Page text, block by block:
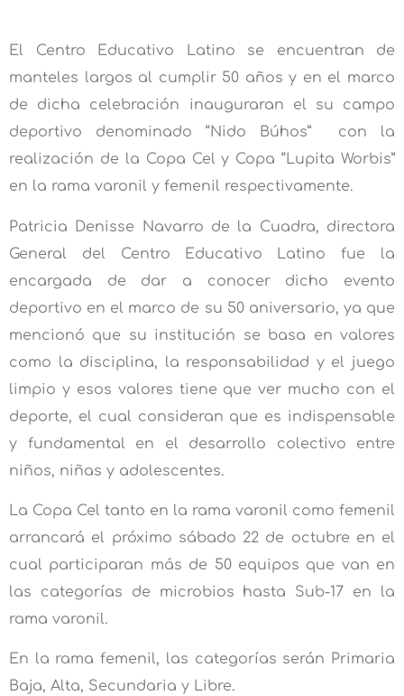
El Centro Educativo Latino se encuentran de
manteles largos al cumplir 50 años y en el marco
de dicha celebración inauguraran el su campo
deportivo denominado “Nido Búhos” con la
realización de la Copa Cel y Copa “Lupita Worbis”
en la rama varonil y femenil respectivamente.
Patricia Denisse Navarro de la Cuadra, directora
General del Centro Educativo Latino fue la
encargada de dar a conocer dicho evento
deportivo en el marco de su 50 aniversario, ya que
mencionó que su institución se basa en valores
como la disciplina, la responsabilidad y el juego
limpio y esos valores tiene que ver mucho con el
deporte, el cual consideran que es indispensable
y fundamental en el desarrollo colectivo entre
niños, niñas y adolescentes.
La Copa Cel tanto en la rama varonil como femenil
arrancará el próximo sábado 22 de octubre en el
cual participaran más de 50 equipos que van en
las categorías de microbios hasta Sub-17 en la
rama varonil.
En la rama femenil, las categorías serán Primaria
Baja, Alta, Secundaria y Libre.